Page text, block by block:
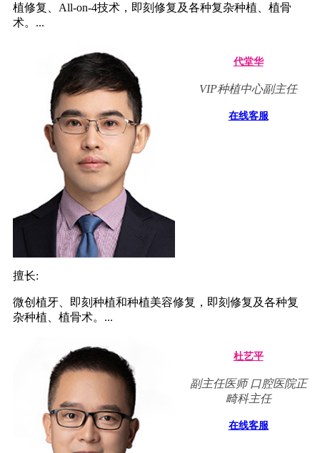
植修复、All-on-4技术，即刻修复及各种复杂种植、植骨
术。...
代堂华
VIP种植中心副主任
在线客服
擅长:
微创植牙、即刻种植和种植美容修复，即刻修复及各种复
杂种植、植骨术。...
杜艺平
副主任医师 口腔医院正
畸科主任
在线客服